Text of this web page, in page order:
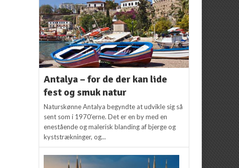
Antalya – for de der kan lide
fest og smuk natur
Naturskønne Antalya begyndte at udvikle sig så
sent som i 1970’erne. Det er en by med en
enestående og malerisk blanding af bjerge og
kyststrækninger, og...